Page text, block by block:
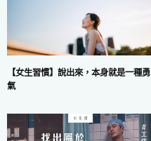
【女生習慣】說出來，本身就是一種勇
氣